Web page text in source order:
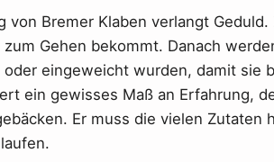
von Bremer Klaben verlangt
Gehen bekommt. Danach
eingeweicht wurden, damit sie
ein gewisses Maß an Erfahrung,
Er muss die vielen Zutaten